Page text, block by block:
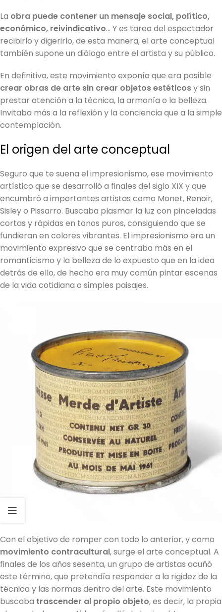
La obra puede contener un mensaje social, político,
económico, reivindicativo… Y es tarea del espectador
recibirlo y digerirlo, de esta manera, el arte conceptual
también supone un diálogo entre el artista y su público.
En definitiva, este movimiento exponía que era posible
crear obras de arte sin crear objetos estéticosy sin
prestar atención a la técnica, la armonía o la belleza.
Invitaba más a la reflexión y la conciencia que a la simple
contemplación.
El origen del arte conceptual
Seguro que te suena el impresionismo, ese movimiento
artístico que se desarrolló a finales del siglo XIX y que
encumbró a importantes artistas como Monet, Renoir,
Sisley o Pissarro. Buscaba plasmar la luz con pinceladas
cortas y rápidas en tonos puros, consiguiendo que se
fundieran en colores vibrantes. El impresionismo era un
movimiento expresivo que se centraba más en el
romanticismo y la belleza de lo expuesto que en la idea
detrás de ello, de hecho era muy común pintar escenas
de la vida cotidiana o simples paisajes.
Con el objetivo de romper con todo lo anterior, y como
movimiento contracultural, surge el arte conceptual. A
finales de los años sesenta, un grupo de artistas acuñó
este término, que pretendía responder a la rigidez de la
técnica y las normas dentro del arte. Este movimiento
buscaba trascender al propio objeto, es decir, la propia